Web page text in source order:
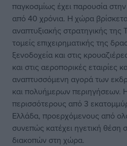
παγκοσμίως έχει παρουσία
από 40 χρόνια. Η χώρα
αναπτυξιακής στρατηγικής της
τομείς επιχειρηματικής της
ξενοδοχεία και στις
και στις αεροπορικές εταιρίες
αναπτυσσόμενη αγορά των
και πολυήμερων περιηγήσεων.
περισσότερους από 3
Ελλάδα, προερχόμενους από
συνεπώς κατέχει ηγετική
διακοπών στη χώρα.